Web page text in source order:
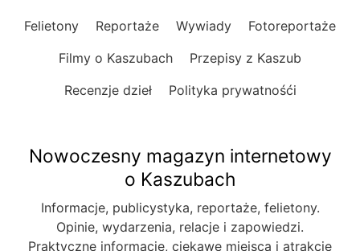
Felietony Reportaże Wywiady
Fotoreportaże
Filmy o Kaszubach
Przepisy z Kaszub
Recenzje dzieł
Polityka prywatnośći
Nowoczesny magazyn internetowy
o Kaszubach
Informacje, publicystyka, reportaże, felietony.
Opinie, wydarzenia, relacje i zapowiedzi.
Praktyczne informacje, ciekawe miejsca i atrakcje